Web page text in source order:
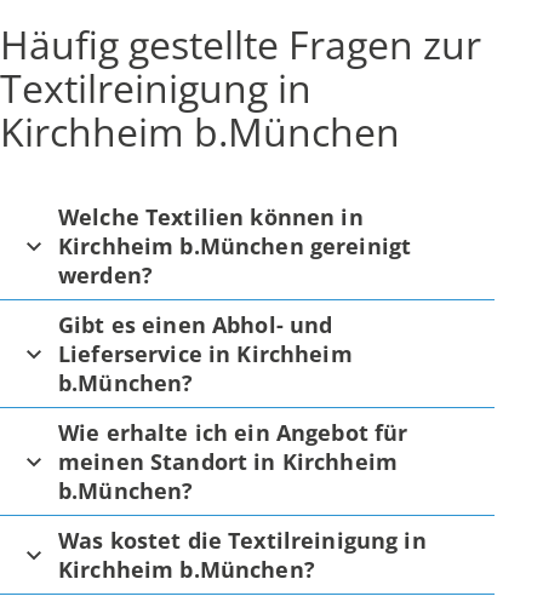
Häufig gestellte Fragen zur
Textilreinigung in
Kirchheim b.München
Welche Textilien können in
Kirchheim b.München gereinigt
werden?
Gibt es einen Abhol- und
Lieferservice in Kirchheim
b.München?
Wie erhalte ich ein Angebot für
meinen Standort in Kirchheim
b.München?
Was kostet die Textilreinigung in
Kirchheim b.München?